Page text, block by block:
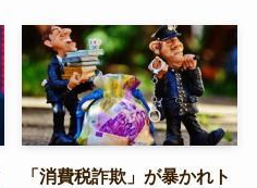
「消費税詐欺」が暴かれト